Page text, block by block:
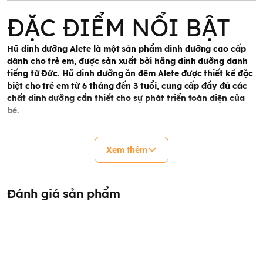
ĐẶC ĐIỂM NỔI BẬT
Hũ dinh dưỡng Alete là một sản phẩm dinh dưỡng cao cấp
dành cho trẻ em, được sản xuất bởi hãng dinh dưỡng danh
tiếng từ Đức. Hũ dinh dưỡng ăn đêm Alete được thiết kế đặc
biệt cho trẻ em từ 6 tháng đến 3 tuổi, cung cấp đầy đủ các
chất dinh dưỡng cần thiết cho sự phát triển toàn diện của
bé.
1. Review hũ dinh
dưỡng Alete có tốt
không?
Xem thêm
Đánh giá sản phẩm